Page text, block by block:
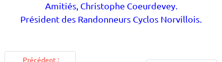
Amitiés, Christophe Coeurdevey.
Président des Randonneurs Cyclos Norvillois.
Précédent :